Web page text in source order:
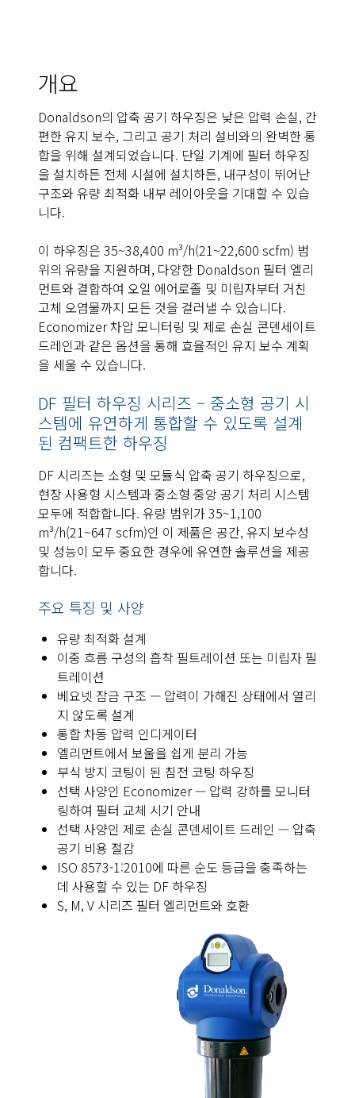
개요
Donaldson의 압축 공기 하우징은 낮은 압력 손실, 간
편한 유지 보수, 그리고 공기 처리 설비와의 완벽한 통
합을 위해 설계되었습니다. 단일 기계에 필터 하우징
을 설치하든 전체 시설에 설치하든, 내구성이 뛰어난
구조와 유량 최적화 내부 레이아웃을 기대할 수 있습
니다.
이 하우징은 35~38,400 m³/h(21~22,600 scfm) 범
위의 유량을 지원하며, 다양한 Donaldson 필터 엘리
먼트와 결합하여 오일 에어로졸 및 미립자부터 거친
고체 오염물까지 모든 것을 걸러낼 수 있습니다.
Economizer 차압 모니터링 및 제로 손실 콘덴세이트
드레인과 같은 옵션을 통해 효율적인 유지 보수 계획
을 세울 수 있습니다.
DF 필터 하우징 시리즈 – 중소형 공기 시
스템에 유연하게 통합할 수 있도록 설계
된 컴팩트한 하우징
DF 시리즈는 소형 및 모듈식 압축 공기 하우징으로,
현장 사용형 시스템과 중소형 중앙 공기 처리 시스템
모두에 적합합니다. 유량 범위가 35~1,100
m³/h(21~647 scfm)인 이 제품은 공간, 유지 보수성
및 성능이 모두 중요한 경우에 유연한 솔루션을 제공
합니다.
주요 특징 및 사양
유량 최적화 설계
이중 흐름 구성의 흡착 필트레이션 또는 미립자 필
트레이션
베요넷 잠금 구조 — 압력이 가해진 상태에서 열리
지 않도록 설계
통합 차동 압력 인디게이터
엘리먼트에서 보울을 쉽게 분리 가능
부식 방지 코팅이 된 침전 코팅 하우징
선택 사양인 Economizer — 압력 강하를 모니터
링하여 필터 교체 시기 안내
선택 사양인 제로 손실 콘덴세이트 드레인 — 압축
공기 비용 절감
ISO 8573-1:2010에 따른 순도 등급을 충족하는
데 사용할 수 있는 DF 하우징
S, M, V 시리즈 필터 엘리먼트와 호환